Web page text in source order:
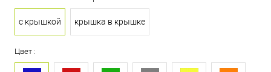
с крышкой крышка в крышке
Цвет :